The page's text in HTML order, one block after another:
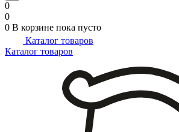
0
0
0 В корзине пока пусто
Каталог товаров
Каталог товаров